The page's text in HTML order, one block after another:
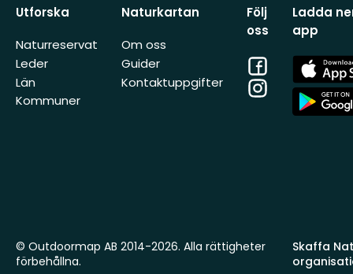
Utforska
Naturreservat
Leder
Län
Kommuner
Naturkartan
Om oss
Guider
Kontaktuppgifter
Följ
oss
Facebook
Instagram
Ladda
app
App
Store
App
Store
Skaffa
© Outdoormap AB 2014-2026. Alla rättigheter
förbehållna.